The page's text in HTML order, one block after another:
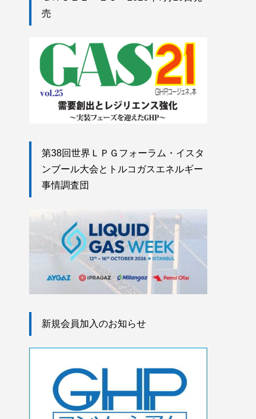
売
第38回世界ＬＰＧフォーラム・イスタ
ンブール大会とトルコガスエネルギー
事情調査団
新規会員加入のお知らせ